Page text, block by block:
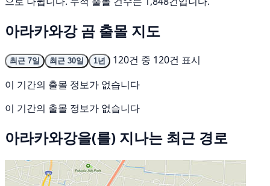
아라카와강 곰 출몰 지도
최근 7일 최근 30일 1년
120건 중 120건 표시
이 기간의 출몰 정보가 없습니다
이 기간의 출몰 정보가 없습니다
아라카와강을(를) 지나는 최근 경로